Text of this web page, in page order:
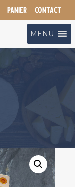
PANIER CONTACT
MENU